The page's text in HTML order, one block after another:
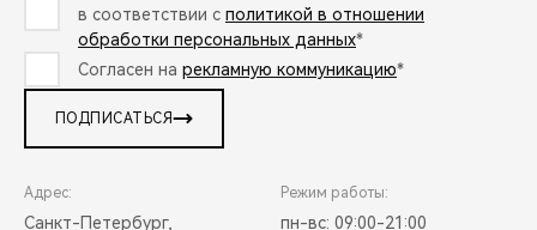
в соответствии с политикой в отношении
обработки персональных данных*
Согласен на рекламную коммуникацию*
ПОДПИСАТЬСЯ
Адрес:
Санкт-Петербург,
Режим работы:
пн-вс: 09:00-21:00